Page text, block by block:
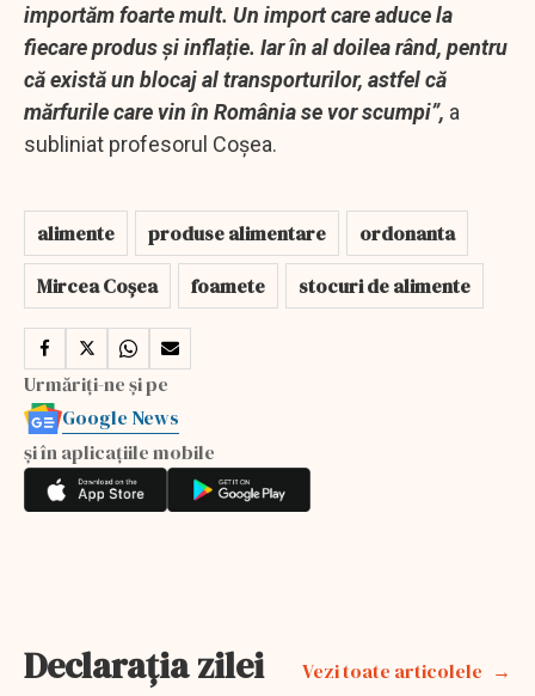
importăm foarte mult. Un import care aduce la
fiecare produs și inflație. Iar în al doilea rând, pentru
că există un blocaj al transporturilor, astfel că
mărfurile care vin în România se vor scumpi”, a
subliniat profesorul Coșea.
alimente produse alimentare
ordonanta
Mircea Coșea
foamete stocuri de alimente
Urmăriți-ne și pe
Google News
și în aplicațiile mobile
Declarația zilei Vezi toate articolele